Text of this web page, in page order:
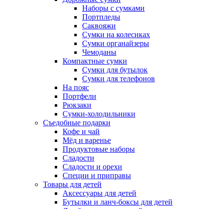
Наборы с сумками
Портпледы
Саквояжи
Сумки на колесиках
Сумки органайзеры
Чемоданы
Компактные сумки
Сумки для бутылок
Сумки для телефонов
На пояс
Портфели
Рюкзаки
Сумки-холодильники
Съедобные подарки
Кофе и чай
Мёд и варенье
Продуктовые наборы
Сладости
Сладости и орехи
Специи и приправы
Товары для детей
Аксессуары для детей
Бутылки и ланч-боксы для детей